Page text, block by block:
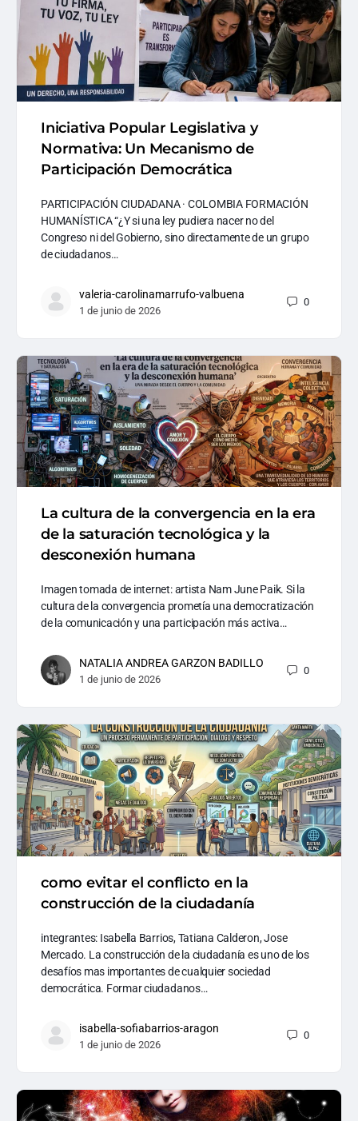
Iniciativa Popular Legislativa y
Normativa: Un Mecanismo de
Participación Democrática
PARTICIPACIÓN CIUDADANA · COLOMBIA FORMACIÓN
HUMANÍSTICA “¿Y si una ley pudiera nacer no del
Congreso ni del Gobierno, sino directamente de un grupo
de ciudadanos…
valeria-carolinamarrufo-valbuena
1 de junio de 2026
0
La cultura de la convergencia en la era
de la saturación tecnológica y la
desconexión humana
Imagen tomada de internet: artista Nam June Paik. Si la
cultura de la convergencia prometía una democratización
de la comunicación y una participación más activa…
NATALIA ANDREA GARZON BADILLO
1 de junio de 2026
0
como evitar el conflicto en la
construcción de la ciudadanía
integrantes: Isabella Barrios, Tatiana Calderon, Jose
Mercado. La construcción de la ciudadanía es uno de los
desafíos mas importantes de cualquier sociedad
democrática. Formar ciudadanos…
isabella-sofiabarrios-aragon
1 de junio de 2026
0